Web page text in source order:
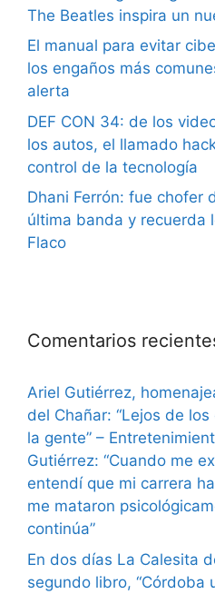
The Beatles inspira un
El manual para evitar
los engaños más
alerta
DEF CON 34: de los
los autos, el llamado
control de la tecnología
Dhani Ferrón: fue chofer
última banda y recuerda
Flaco
Comentarios
Ariel Gutiérrez,
del Chañar: “Lejos de
la gente” –
Gutiérrez: “Cuando me
entendí que mi carrera
me mataron
continúa”
En dos días La Calesita
segundo libro, “Córdoba